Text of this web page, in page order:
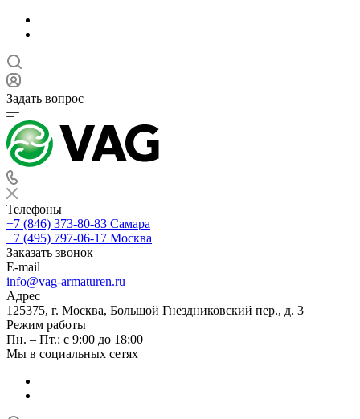
Задать вопрос
Телефоны
+7 (846) 373-80-83 Самара
+7 (495) 797-06-17 Москва
Заказать звонок
E-mail
info@vag-armaturen.ru
Адрес
125375, г. Москва, Большой Гнездниковский пер., д. 3
Режим работы
Пн. – Пт.: с 9:00 до 18:00
Мы в социальных сетях